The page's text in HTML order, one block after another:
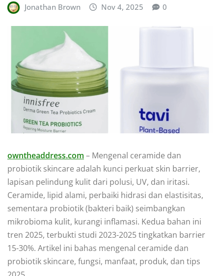
Jonathan Brown Nov 4, 2025 0
owntheaddress.com – Mengenal ceramide dan
probiotik skincare adalah kunci perkuat skin barrier,
lapisan pelindung kulit dari polusi, UV, dan iritasi.
Ceramide, lipid alami, perbaiki hidrasi dan elastisitas,
sementara probiotik (bakteri baik) seimbangkan
mikrobioma kulit, kurangi inflamasi. Kedua bahan ini
tren 2025, terbukti studi 2023-2025 tingkatkan barrier
15-30%. Artikel ini bahas mengenal ceramide dan
probiotik skincare, fungsi, manfaat, produk, dan tips